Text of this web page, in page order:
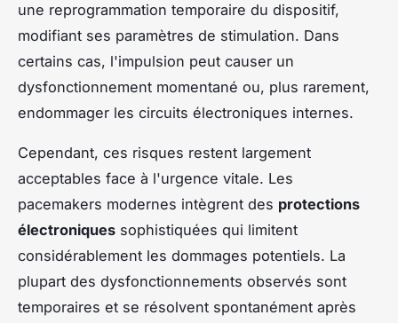
une reprogrammation temporaire du dispositif,
modifiant ses paramètres de stimulation. Dans
certains cas, l'impulsion peut causer un
dysfonctionnement momentané ou, plus rarement,
endommager les circuits électroniques internes.
Cependant, ces risques restent largement
acceptables face à l'urgence vitale. Les
pacemakers modernes intègrent des protections
électroniques sophistiquées qui limitent
considérablement les dommages potentiels. La
plupart des dysfonctionnements observés sont
temporaires et se résolvent spontanément après